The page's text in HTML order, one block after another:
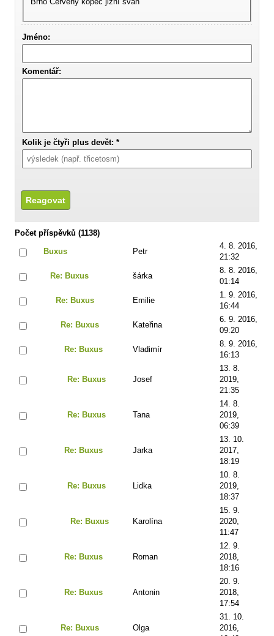
Jméno:
Komentář:
Kolik je čtyři plus devět: *
Počet příspěvků (1138)
Buxus
Petr
4. 8. 2016,
21:32
Re: Buxus šárka
8. 8. 2016,
01:14
Re: Buxus Emilie
1. 9. 2016,
16:44
Re: Buxus Kateřina
6. 9. 2016,
09:20
Re: Buxus Vladimír
8. 9. 2016,
16:13
Re: Buxus Josef
13. 8.
2019,
21:35
Re: Buxus Tana
14. 8.
2019,
06:39
Re: Buxus Jarka
13. 10.
2017,
18:19
Re: Buxus Lidka
10. 8.
2019,
18:37
Re: Buxus Karolína
15. 9.
2020,
11:47
Re: Buxus Roman
12. 9.
2018,
18:16
Re: Buxus Antonin
20. 9.
2018,
17:54
Re: Buxus Olga
31. 10.
2016,